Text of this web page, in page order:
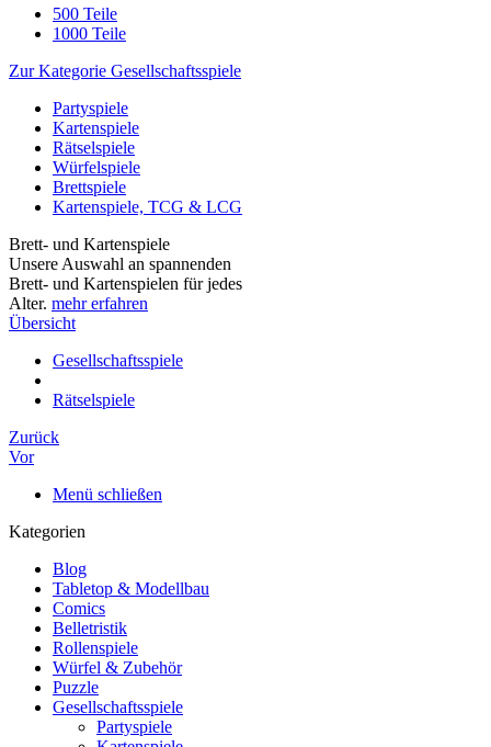
500 Teile
1000 Teile
Zur Kategorie Gesellschaftsspiele
Partyspiele
Kartenspiele
Rätselspiele
Würfelspiele
Brettspiele
Kartenspiele, TCG & LCG
Brett- und Kartenspiele
Unsere Auswahl an spannenden
Brett- und Kartenspielen für jedes
Alter. mehr erfahren
Übersicht
Gesellschaftsspiele
Rätselspiele
Zurück
Vor
Menü schließen
Kategorien
Blog
Tabletop & Modellbau
Comics
Belletristik
Rollenspiele
Würfel & Zubehör
Puzzle
Gesellschaftsspiele
Partyspiele